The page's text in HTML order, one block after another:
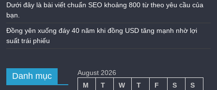
Dưới đây là bài viết chuẩn SEO khoảng 800 từ theo yêu cầu của
bạn.
Đồng yên xuống đáy 40 năm khi đồng USD tăng mạnh nhờ lợi
suất trái phiếu
Danh mục
August 2026
M
T W T F S
S